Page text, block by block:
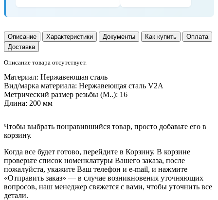
Описание Характеристики Документы Как купить
Оплата
Доставка
Описание товара отсутствует.
Материал: Нержавеющая сталь
Вид/марка материала: Нержавеющая сталь V2A
Метрический размер резьбы (М..): 16
Длина: 200 мм
Чтобы выбрать понравившийся товар, просто добавьте его в
корзину.
Когда все будет готово, перейдите в Корзину. В корзине
проверьте список номенклатуры Вашего заказа, после
пожалуйста, укажите Ваш телефон и e-mail, и нажмите
«Отправить заказ» — в случае возникновения уточняющих
вопросов, наш менеджер свяжется с вами, чтобы уточнить все
детали.